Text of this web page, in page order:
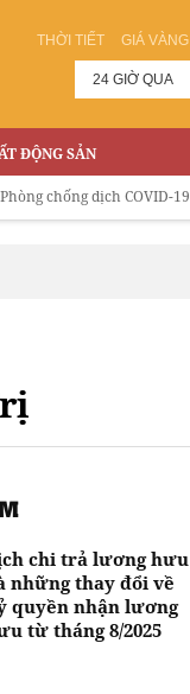
THỜI TIẾT GIÁ VÀNG
24 GIỜ QUA
ĐỘNG SẢN
dịch COVID-19
chi trả lương hưu
những thay đổi về
quyền nhận lương
từ tháng 8/2025